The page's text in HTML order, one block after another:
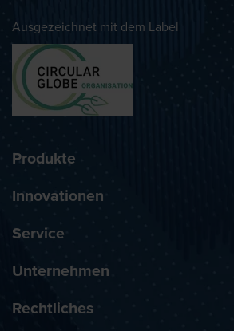
Ausgezeichnet mit dem Label
Produkte
Innovationen
Service
Unternehmen
Rechtliches